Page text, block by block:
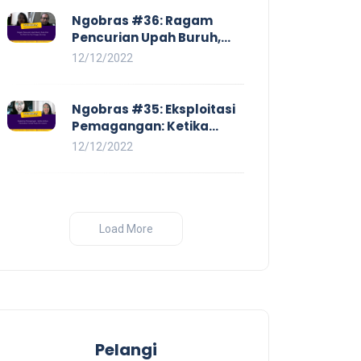
Ngobras #36: Ragam
Pencurian Upah Buruh,
Mulai Dari No Work No Pay
12/12/2022
Ngobras #35: Eksploitasi
Pemagangan: Ketika
Instituasi Pendidikan
12/12/2022
Load More
Pelangi